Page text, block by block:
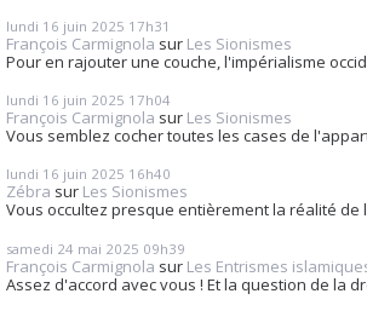
lundi 16 juin 2025 17h31
François Carmignola sur Les Sionismes
Pour en rajouter une couche, l'impérialisme
lundi 16 juin 2025 17h04
François Carmignola sur Les Sionismes
Vous semblez cocher toutes les cases de
lundi 16 juin 2025 16h40
Zébra sur Les Sionismes
Vous occultez presque entièrement la réalité de
samedi 24 mai 2025 09h39
François Carmignola sur Les Entrismes
Assez d'accord avec vous ! Et la question de la